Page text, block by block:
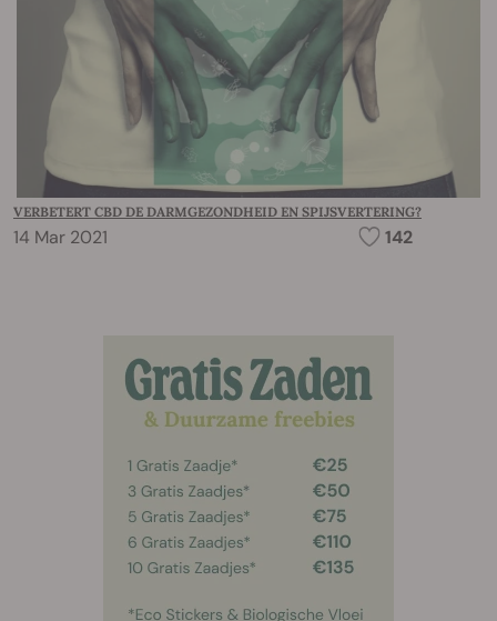
VERBETERT CBD DE DARMGEZONDHEID EN SPIJSVERTERING?
14 Mar 2021 142